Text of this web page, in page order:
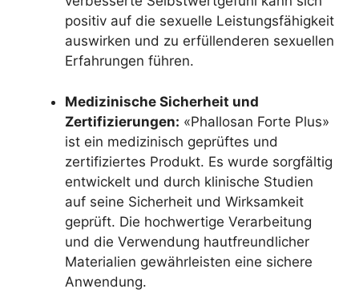
positiv auf die sexuelle Leistungsfähigkeit
auswirken und zu erfüllenderen sexuellen
Erfahrungen führen.
Medizinische Sicherheit und
Zertifizierungen: «Phallosan Forte Plus»
ist ein medizinisch geprüftes und
zertifiziertes Produkt. Es wurde sorgfältig
entwickelt und durch klinische Studien
auf seine Sicherheit und Wirksamkeit
geprüft. Die hochwertige Verarbeitung
und die Verwendung hautfreundlicher
Materialien gewährleisten eine sichere
Anwendung.